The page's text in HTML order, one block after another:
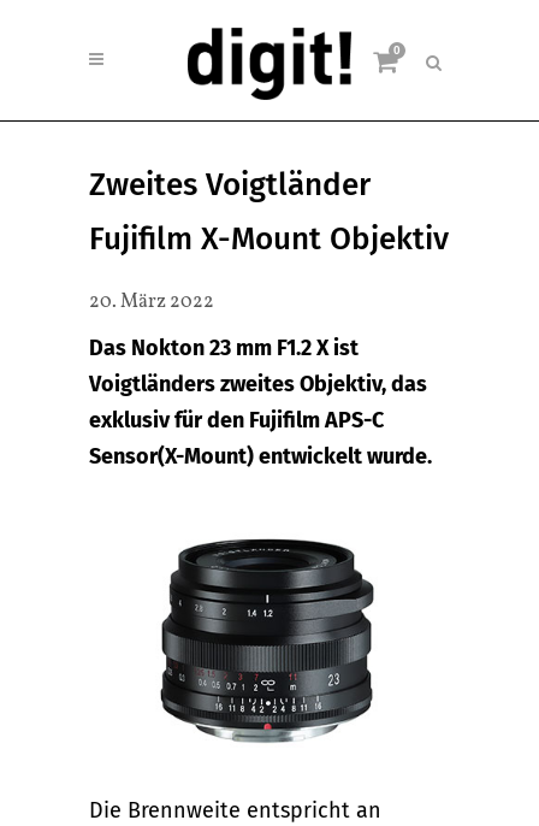
0
Zweites Voigtländer
Fujifilm X-Mount Objektiv
20. März 2022
Das Nokton 23 mm F1.2 X ist
Voigtländers zweites Objektiv, das
exklusiv für den Fujifilm APS-C
Sensor(X-Mount) entwickelt wurde.
Die Brennweite entspricht an